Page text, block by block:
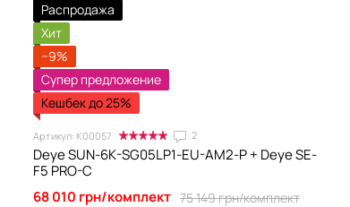
Распродажа
Хит
−9%
Супер предложение
Кешбек до 25%
Артикул: К00057 2
Deye SUN-6K-SG05LP1-EU-AM2-P + Deye SE-
F5 PRO-C
75 149 грн/комплект
68 010 грн/комплект